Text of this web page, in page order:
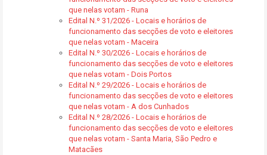
que nelas votam - Runa
Edital N.º 31/2026 - Locais e horários de
funcionamento das secções de voto e eleitores
que nelas votam - Maceira
Edital N.º 30/2026 - Locais e horários de
funcionamento das secções de voto e eleitores
que nelas votam - Dois Portos
Edital N.º 29/2026 - Locais e horários de
funcionamento das secções de voto e eleitores
que nelas votam - A dos Cunhados
Edital N.º 28/2026 - Locais e horários de
funcionamento das secções de voto e eleitores
que nelas votam - Santa Maria, São Pedro e
Matacães